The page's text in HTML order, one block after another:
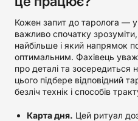
Кожен запит до таролога —
важливо спочатку
найбільше і який напрямок
оптимальним. Фахівець
про деталі та зосередиться
цього підбере відповідний
безліч технік і способів
Карта дня. Цей ритуал